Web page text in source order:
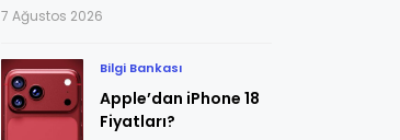
7 Ağustos 2026
Bilgi Bankası
Apple’dan iPhone 18
Fiyatları?